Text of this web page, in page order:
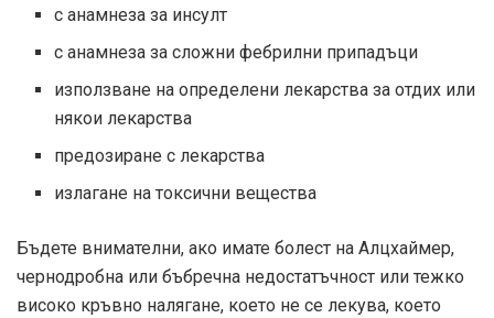
с анамнеза за инсулт
с анамнеза за сложни фебрилни припадъци
използване на определени лекарства за отдих или
някои лекарства
предозиране с лекарства
излагане на токсични вещества
Бъдете внимателни, ако имате болест на Алцхаймер,
чернодробна или бъбречна недостатъчност или тежко
високо кръвно налягане, което не се лекува, което